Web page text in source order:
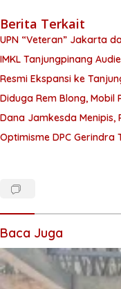
Berita Terkait
UPN “Veteran” Jakarta
IMKL Tanjungpinang
Resmi Ekspansi ke
Diduga Rem Blong, Mobil
Dana Jamkesda Menipis,
Optimisme DPC Gerindra
Baca Juga